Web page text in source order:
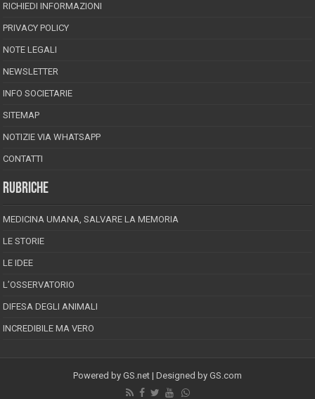
RICHIEDI INFORMAZIONI
PRIVACY POLICY
NOTE LEGALI
NEWSLETTER
INFO SOCIETARIE
SITEMAP
NOTIZIE VIA WHATSAPP
CONTATTI
RUBRICHE
MEDICINA UMANA, SALVARE LA MEMORIA
LE STORIE
LE IDEE
L’OSSERVATORIO
DIFESA DEGLI ANIMALI
INCREDIBILE MA VERO
Powered by GS.net | Designed by GS.com